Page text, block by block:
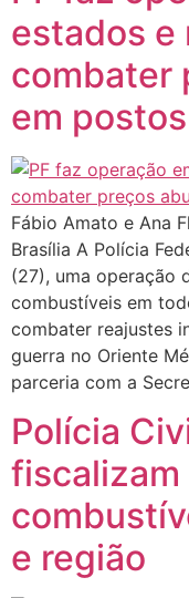
estados e
combater
em
Fábio Amato e Ana
Brasília A Polícia
(27), uma operação
combustíveis em
combater reajustes
guerra no Oriente
parceria com a
Polícia
e região